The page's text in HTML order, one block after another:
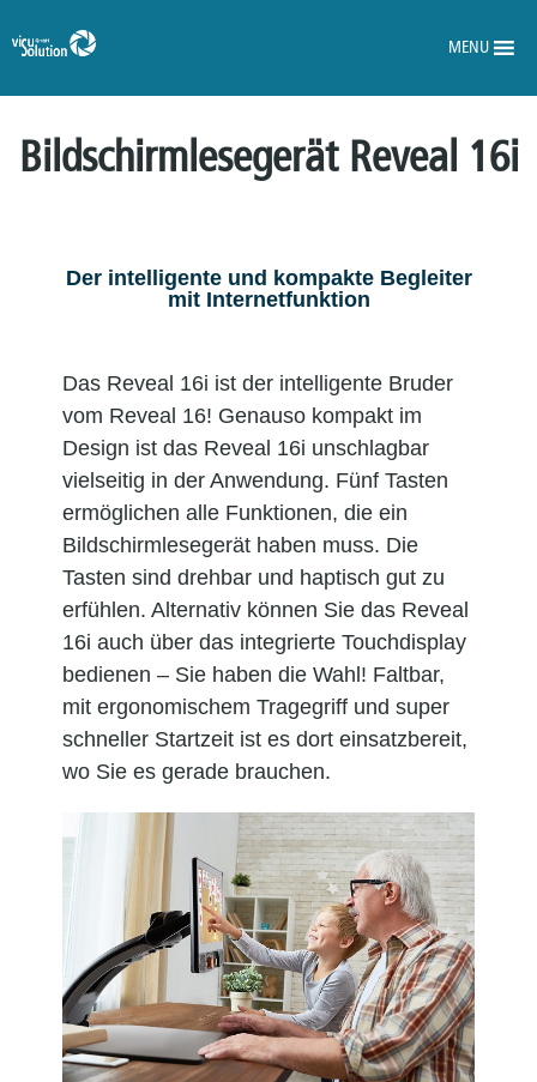
MENU
Bildschirmlesegerät Reveal 16i
Der intelligente und kompakte Begleiter
mit Internetfunktion
Das Reveal 16i ist der intelligente Bruder
vom Reveal 16! Genauso kompakt im
Design ist das Reveal 16i unschlagbar
vielseitig in der Anwendung. Fünf Tasten
ermöglichen alle Funktionen, die ein
Bildschirmlesegerät haben muss. Die
Tasten sind drehbar und haptisch gut zu
erfühlen. Alternativ können Sie das Reveal
16i auch über das integrierte Touchdisplay
bedienen – Sie haben die Wahl! Faltbar,
mit ergonomischem Tragegriff und super
schneller Startzeit ist es dort einsatzbereit,
wo Sie es gerade brauchen.